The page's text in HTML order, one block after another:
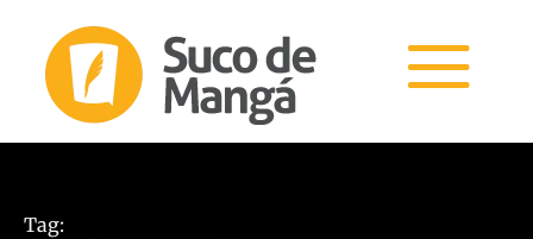
Tag: